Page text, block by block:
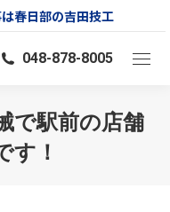
春日部の吉田技工
048-878-8005
で駅前の店舗
す！